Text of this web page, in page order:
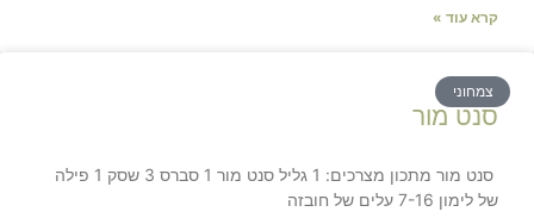
קרא עוד »
צמחוני
סנט מור
סנט מור מתכון מצרכים: 1 גליל סנט מור 1 סברס 3 שסק 1 פילה
של לימון 7-16 עלים של חובזה